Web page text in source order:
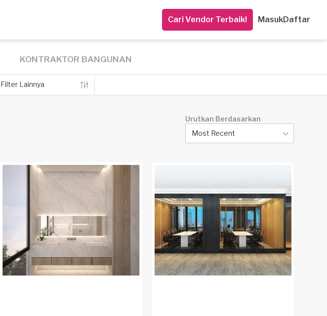
Cari Vendor Terbaik! MasukDaftar
KONTRAKTOR BANGUNAN
Filter Lainnya
Urutkan Berdasarkan
Most Recent